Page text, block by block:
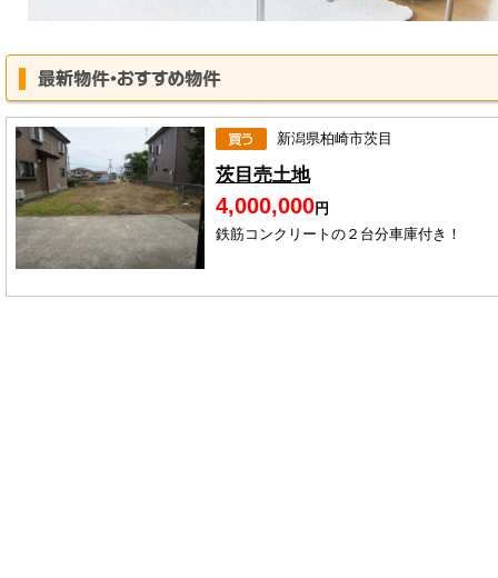
新潟県柏崎市茨目
茨目売土地
4,000,000円
鉄筋コンクリートの２台分車庫付き！